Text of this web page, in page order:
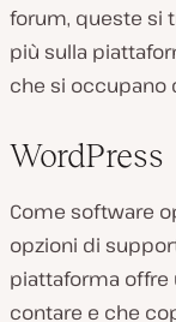
forum, queste si
più sulla
che si occupano
WordPress
Come software
opzioni di
piattaforma offre
contare e che